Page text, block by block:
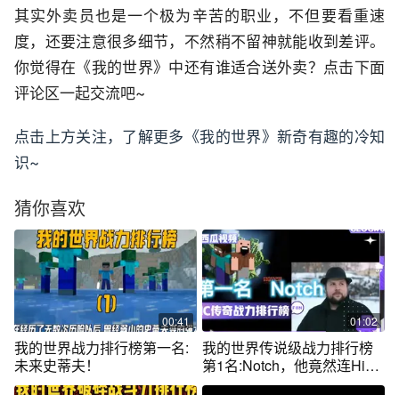
其实外卖员也是一个极为辛苦的职业，不但要看重速
度，还要注意很多细节，不然稍不留神就能收到差评。
你觉得在《我的世界》中还有谁适合送外卖？点击下面
评论区一起交流吧~
点击上方关注，了解更多《我的世界》新奇有趣的冷知
识~
猜你喜欢
00:41
我的世界战力排行榜第一名:
未来史蒂夫！
01:02
我的世界传说级战力排行榜
第1名:Notch，他竟然连Him
都打不过？！